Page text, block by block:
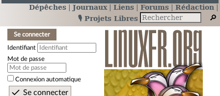
Dépêches Journaux Liens Forums
Rédaction
🎙️ Projets Libres
Se connecter
Identifiant
Mot de passe
Connexion automatique